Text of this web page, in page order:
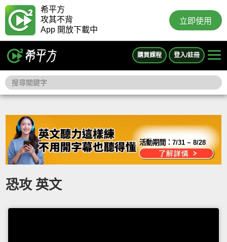
希平方
攻其不背
App 開放下載中
立即使用
購買課程 登入/註冊
活動期間：7/31 ~ 8/28
恐攻 英文